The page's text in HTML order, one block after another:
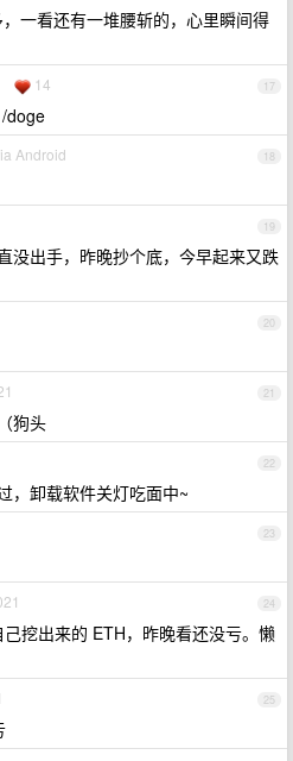
一看还有一堆腰斩的，心里瞬间得
17
14
doge
18
Android
19
没出手，昨晚抄个底，今早起来又跌
20
21
狗头
22
，卸载软件关灯吃面中~
23
24
挖出来的 ETH，昨晚看还没亏。懒
25